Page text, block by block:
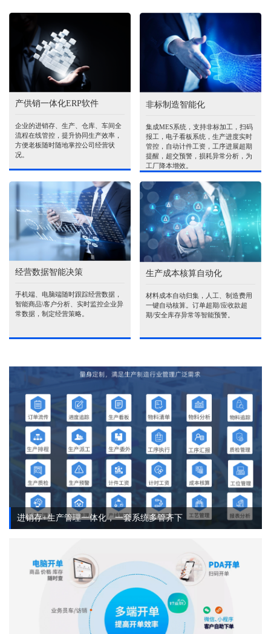
产供销一体化ERP软件
企业的进销存、生产、仓库、车间全
流程在线管控，提升协同生产效率，
方便老板随时随地掌控公司经营状
况。
非标制造智能化
集成MES系统，支持非标加工，扫码
报工，电子看板系统，生产进度实时
管控，自动计件工资，工序进展超期
提醒，超交预警，损耗异常分析，为
工厂降本增效。
经营数据智能决策
手机端、电脑端随时跟踪经营数据，
智能商品\客户分析、实时监控企业异
常数据，制定经营策略。
生产成本核算自动化
材料成本自动归集，人工、制造费用
一键自动核算。订单超期/应收款超
期/安全库存异常等智能预警。
进销存+生产管理一体化，一套系统多管齐下